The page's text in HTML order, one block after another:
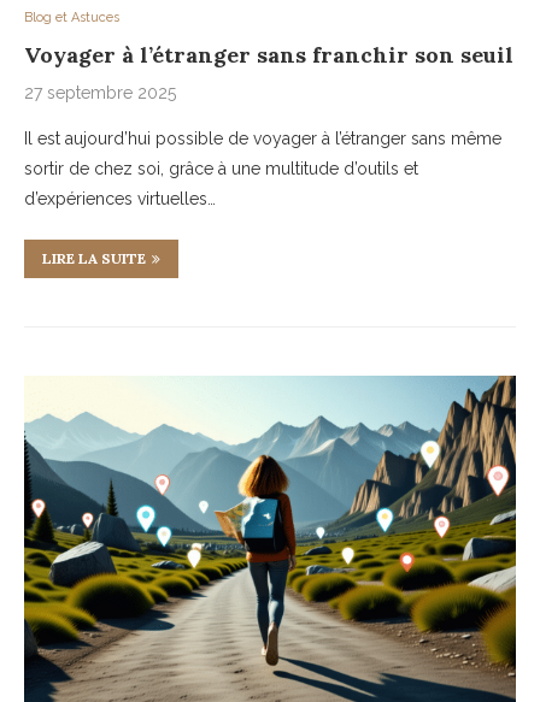
Blog et Astuces
Voyager à l’étranger sans franchir son seuil
27 septembre 2025
Il est aujourd’hui possible de voyager à l’étranger sans même
sortir de chez soi, grâce à une multitude d’outils et
d’expériences virtuelles…
LIRE LA SUITE